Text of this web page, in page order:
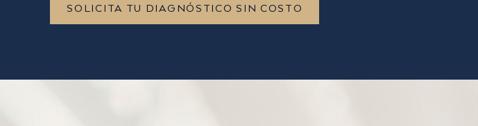
SOLICITA TU DIAGNÓSTICO SIN COSTO